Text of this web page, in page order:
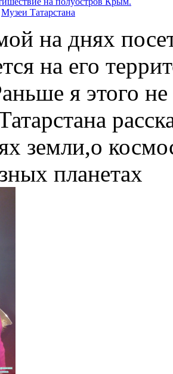
Музеи Татарстана
на днях
на его
я этого
земли,о
планетах